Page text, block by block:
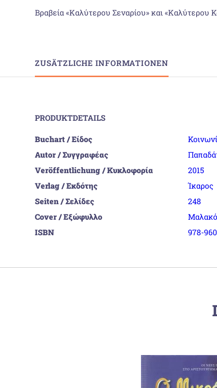
Βραβεία «Καλύτερου Σεναρίου» και «Καλύτερου
ZUSÄTZLICHE INFORMATIONEN
PRODUKTDETAILS
Buchart / Είδος
Autor / Συγγραφέας
Veröffentlichung / Κυκλοφορία
2015
Verlag / Εκδότης
Ίκαρος
Seiten / Σελίδες
248
Cover / Εξώφυλλο
ISBN
978-